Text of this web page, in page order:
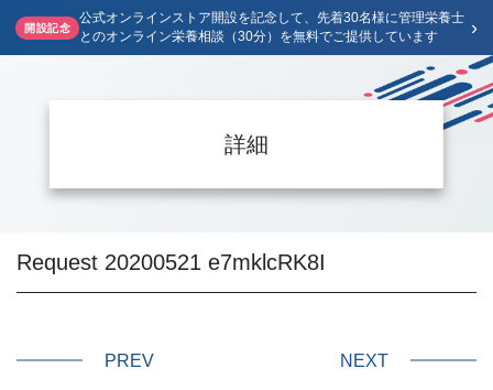
開設記念
公式オンラインストア開設を記念して、先着30名様に管理栄養士
とのオンライン栄養相談（30分）を無料でご提供しています
›
詳細
Request 20200521 e7mklcRK8I
PREV NEXT